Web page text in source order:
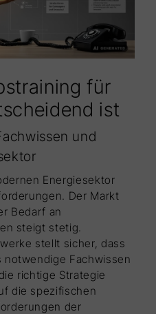
für
ist
und
Energiesektor
Der Markt
Bedarf an
steigt stetig.
stellt sicher, dass
notwendige Fachwissen
richtige Strategie
die spezifischen
der